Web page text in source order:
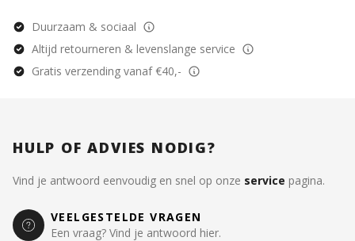
Duurzaam & sociaal
Altijd retourneren & levenslange service
Gratis verzending vanaf €40,-
HULP OF ADVIES NODIG?
Vind je antwoord eenvoudig en snel op onze service pagina.
VEELGESTELDE VRAGEN
Een vraag? Vind je antwoord hier.